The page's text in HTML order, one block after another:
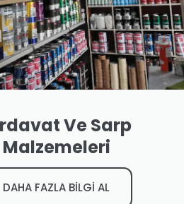
Ve Sarp
Malzemeleri
DAHA FAZLA BİLGİ AL